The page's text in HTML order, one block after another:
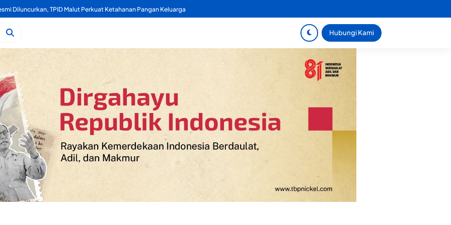
Diluncurkan, TPID Malut Perkuat Ketahanan Pangan Keluarga
Kukuran Tongole Jadi Media Belajar Etnosains
Hubungi Kami